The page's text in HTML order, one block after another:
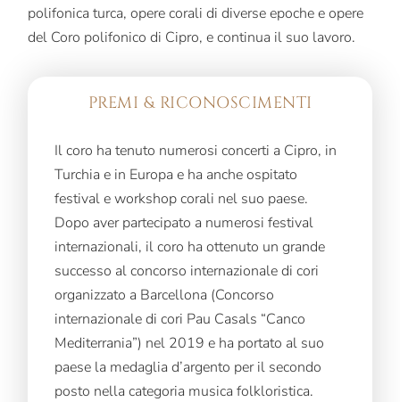
polifonica turca, opere corali di diverse epoche e opere
del Coro polifonico di Cipro, e continua il suo lavoro.
PREMI & RICONOSCIMENTI
Il coro ha tenuto numerosi concerti a Cipro, in
Turchia e in Europa e ha anche ospitato
festival e workshop corali nel suo paese.
Dopo aver partecipato a numerosi festival
internazionali, il coro ha ottenuto un grande
successo al concorso internazionale di cori
organizzato a Barcellona (Concorso
internazionale di cori Pau Casals “Canco
Mediterrania”) nel 2019 e ha portato al suo
paese la medaglia d’argento per il secondo
posto nella categoria musica folkloristica.